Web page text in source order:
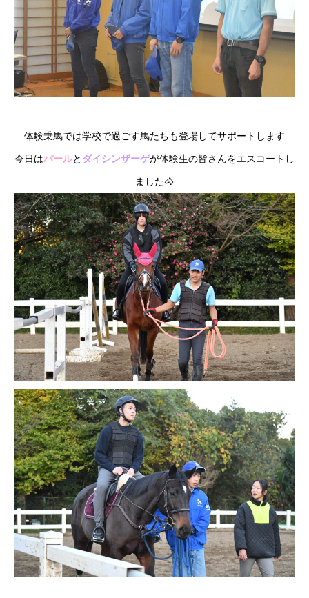
体験乗馬では学校で過ごす馬たちも登場してサポートします
今日はパールと ダイシンザーゲが体験生の皆さんをエスコートし
ました🐴